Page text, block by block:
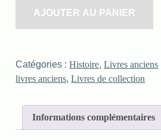
AJOUTER AU PANIER
Catégories :Histoire,Livres anciens
livres anciens,Livres de collection
Informations complémentaires